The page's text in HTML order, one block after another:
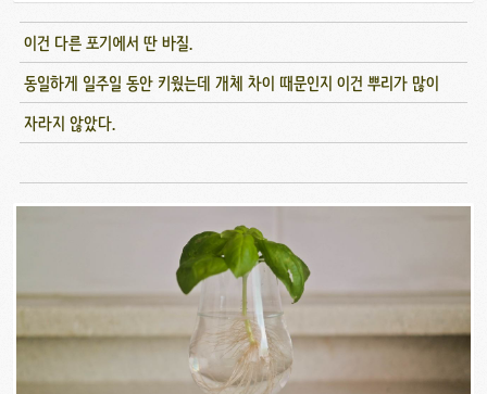
이건 다른 포기에서 딴 바질.
동일하게 일주일 동안 키웠는데 개체 차이 때문인지 이건 뿌리가 많이
자라지 않았다.